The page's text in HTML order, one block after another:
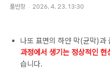
풀반장 2026. 4. 23. 13:30
나또 표면의 하얀 막(균막)과
과정에서 생기는 정상적인 현
습니다.